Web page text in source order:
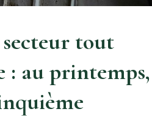
secteur tout
: au printemps,